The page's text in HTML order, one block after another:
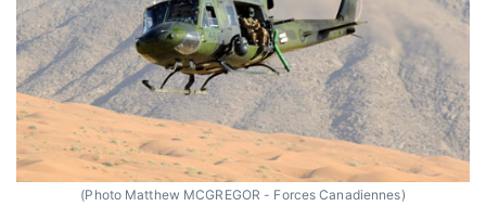
(Photo Matthew MCGREGOR - Forces Canadiennes)